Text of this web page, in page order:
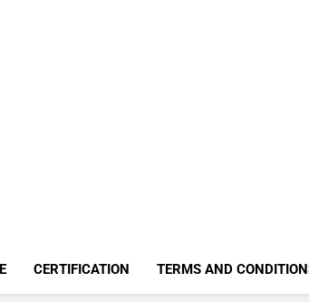
CERTIFICATION TERMS AND